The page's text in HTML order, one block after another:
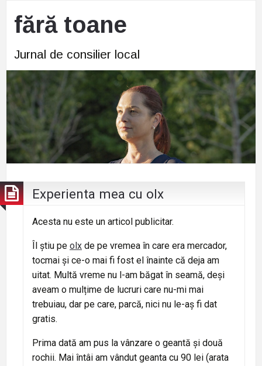
fără toane
Jurnal de consilier local
Experienta mea cu olx
Acesta nu este un articol publicitar.
Îl știu pe olx de pe vremea în care era mercador,
tocmai și ce-o mai fi fost el înainte că deja am
uitat. Multă vreme nu l-am băgat în seamă, deși
aveam o mulțime de lucruri care nu-mi mai
trebuiau, dar pe care, parcă, nici nu le-aș fi dat
gratis.
Prima dată am pus la vânzare o geantă și două
rochii. Mai întâi am vândut geanta cu 90 lei (arata